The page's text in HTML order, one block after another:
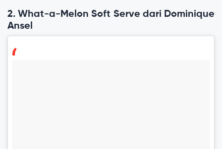
2. What-a-Melon Soft Serve dari Dominique
Ansel